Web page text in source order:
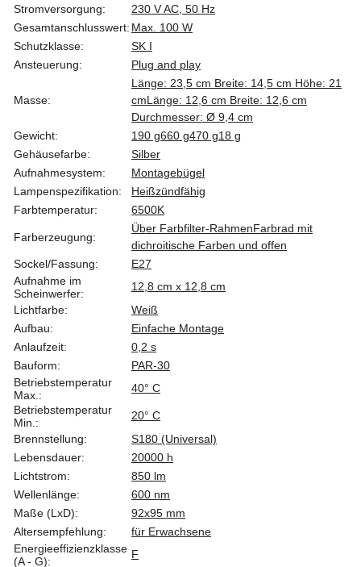
Stromversorgung:
230 V AC, 50 Hz
Gesamtanschlusswert: Max. 100 W
Schutzklasse:
SK I
Ansteuerung:
Plug and play
Masse:
Länge: 23,5 cm Breite: 14,5 cm Höhe: 21
cmLänge: 12,6 cm Breite: 12,6 cm
Durchmesser: Ø 9,4 cm
Gewicht:
190 g660 g470 g18 g
Gehäusefarbe:
Silber
Aufnahmesystem:
Montagebügel
Lampenspezifikation:
Heißzündfähig
Farbtemperatur:
6500K
Farberzeugung:
Über Farbfilter-RahmenFarbrad mit
dichroitische Farben und offen
Sockel/Fassung:
E27
Aufnahme im
Scheinwerfer:
12,8 cm x 12,8 cm
Lichtfarbe:
Weiß
Aufbau:
Einfache Montage
Anlaufzeit:
0,2 s
Bauform:
PAR-30
Betriebstemperatur
Max.:
40° C
Betriebstemperatur
Min.:
20° C
Brennstellung:
S180 (Universal)
Lebensdauer:
20000 h
Lichtstrom:
850 lm
Wellenlänge:
600 nm
Maße (LxD):
92x95 mm
Altersempfehlung:
für Erwachsene
Energieeffizienzklasse
(A - G):
F